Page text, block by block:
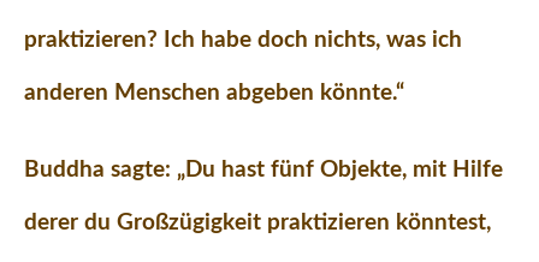
praktizieren? Ich habe doch nichts, was ich
anderen Menschen abgeben könnte.“
Buddha sagte: „Du hast fünf Objekte, mit Hilfe
derer du Großzügigkeit praktizieren könntest,